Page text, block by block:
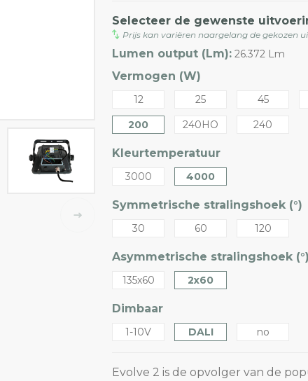
Selecteer de gewenste
Prijs kan variëren naargelang de gekozen
Lumen output (Lm): 26.372 Lm
Vermogen (W)
12 25 45
200
240HO 240
Kleurtemperatuur
3000 4000
Symmetrische stralingshoek (°)
30 60 120
Asymmetrische stralingshoek (°)
135x60 2x60
Dimbaar
1-10V DALI no
Evolve 2 is de opvolger van de